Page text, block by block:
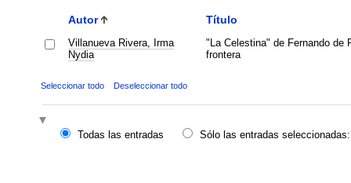
Autor Título
Villanueva Rivera, Irma
Nydia
"La Celestina" de Fernando de
frontera
Seleccionar todo Deseleccionar todo
Todas las entradas
Sólo las entradas seleccionadas: